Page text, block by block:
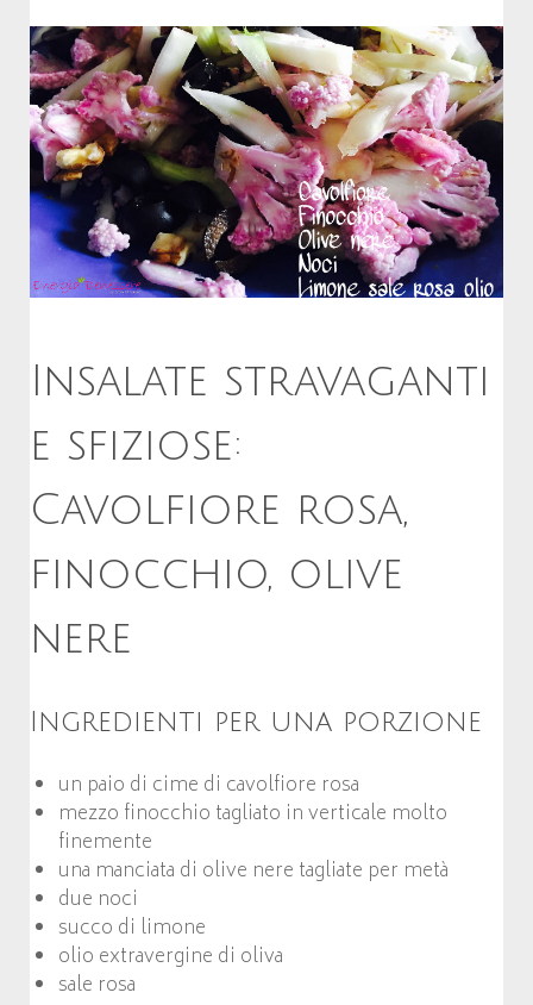
Insalate stravaganti
e sfiziose:
Cavolfiore rosa,
finocchio, olive
nere
Ingredienti per una porzione
un paio di cime di cavolfiore rosa
mezzo finocchio tagliato in verticale molto
finemente
una manciata di olive nere tagliate per metà
due noci
succo di limone
olio extravergine di oliva
sale rosa